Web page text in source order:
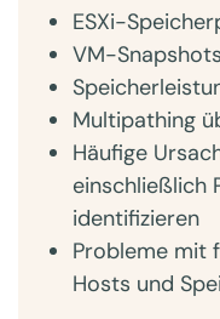
ESXi-
VM-
Multipathing
Häufige
einschließlich
identifizieren
Probleme mit
Hosts und